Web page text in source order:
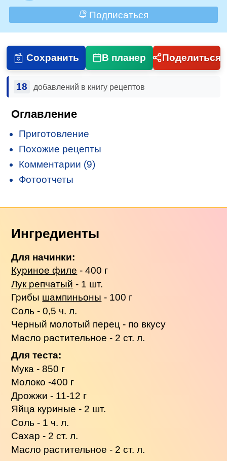
Подписаться
Сохранить В планер Поделиться
18 добавлений в книгу рецептов
Оглавление
Приготовление
Похожие рецепты
Комментарии (9)
Фотоотчеты
Ингредиенты
Для начинки:
Куриное филе - 400 г
Лук репчатый - 1 шт.
Грибы шампиньоны - 100 г
Соль - 0,5 ч. л.
Черный молотый перец - по вкусу
Масло растительное - 2 ст. л.
Для теста:
Мука - 850 г
Молоко -400 г
Дрожжи - 11-12 г
Яйца куриные - 2 шт.
Соль - 1 ч. л.
Сахар - 2 ст. л.
Масло растительное - 2 ст. л.